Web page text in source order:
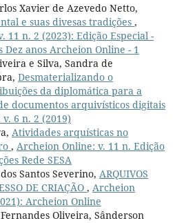
Xavier de Azevedo Netto,
e suas divesas tradições ,
11 n. 2 (2023): Edição Especial -
Dez anos Archeion Online - 1
e Silva, Sandra de
Desmaterializando o
da diplomática para a
documentos arquivísticos digitais
6 n. 2 (2019)
Atividades arquísticas no
, Archeion Online: v. 11 n. Edição
Rede SESA
Santos Severino, ARQUIVOS
DE CRIAÇÃO , Archeion
Archeion Online
Oliveira, Sânderson